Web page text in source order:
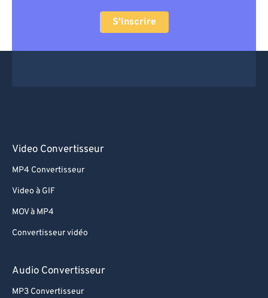
S'inscrire
Video Convertisseur
MP4 Convertisseur
Video à GIF
MOV à MP4
Convertisseur vidéo
Audio Convertisseur
MP3 Convertisseur